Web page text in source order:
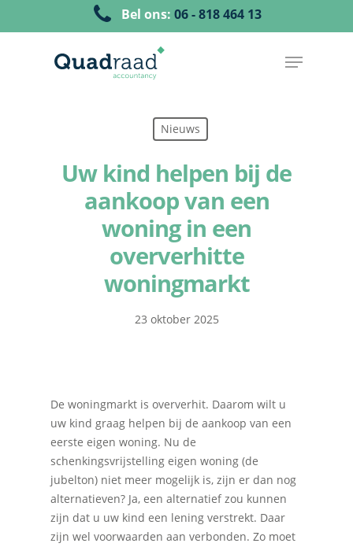
Bel ons: 06 - 818 464 13
Nieuws
Uw kind helpen bij de
aankoop van een
woning in een
oververhitte
woningmarkt
23 oktober 2025
De woningmarkt is oververhit. Daarom wilt u
uw kind graag helpen bij de aankoop van een
eerste eigen woning. Nu de
schenkingsvrijstelling eigen woning (de
jubelton) niet meer mogelijk is, zijn er dan nog
alternatieven? Ja, een alternatief zou kunnen
zijn dat u uw kind een lening verstrekt. Daar
zijn wel voorwaarden aan verbonden. Zo moet